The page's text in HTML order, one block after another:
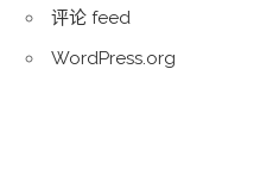
评论 feed
WordPress.org